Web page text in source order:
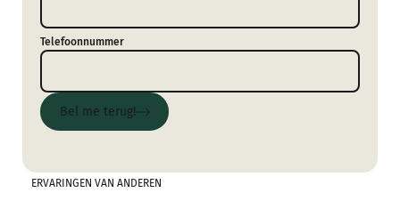
Telefoonnummer
Bel me terug!
Bel me terug!
ERVARINGEN VAN ANDEREN